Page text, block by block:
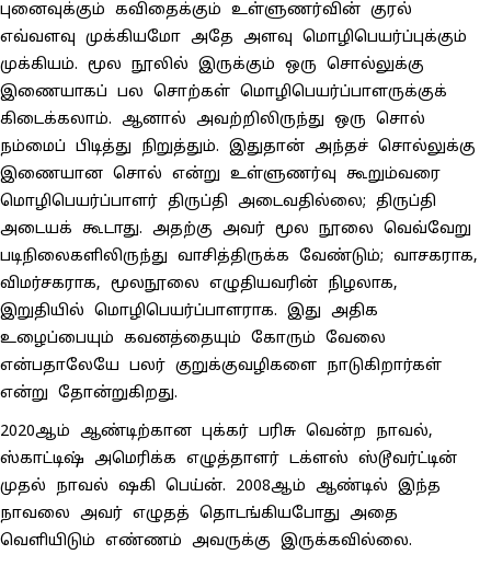
புனைவுக்கும் கவிதைக்கும் உள்ளுணர்வின் குரல்
எவ்வளவு முக்கியமோ அதே அளவு மொழிபெயர்ப்புக்கும்
முக்கியம். மூல நூலில் இருக்கும் ஒரு சொல்லுக்கு
இணையாகப் பல சொற்கள் மொழிபெயர்ப்பாளருக்குக்
கிடைக்கலாம். ஆனால் அவற்றிலிருந்து ஒரு சொல்
நம்மைப் பிடித்து நிறுத்தும். இதுதான் அந்தச் சொல்லுக்கு
இணையான சொல் என்று உள்ளுணர்வு கூறும்வரை
மொழிபெயர்ப்பாளர் திருப்தி அடைவதில்லை; திருப்தி
அடையக் கூடாது. அதற்கு அவர் மூல நூலை வெவ்வேறு
படிநிலைகளிலிருந்து வாசித்திருக்க வேண்டும்; வாசகராக,
விமர்சகராக, மூலநூலை எழுதியவரின் நிழலாக,
இறுதியில் மொழிபெயர்ப்பாளராக. இது அதிக
உழைப்பையும் கவனத்தையும் கோரும் வேலை
என்பதாலேயே பலர் குறுக்குவழிகளை நாடுகிறார்கள்
என்று தோன்றுகிறது.
2020ஆம் ஆண்டிற்கான புக்கர் பரிசு வென்ற நாவல்,
ஸ்காட்டிஷ் அமெரிக்க எழுத்தாளர் டக்ளஸ் ஸ்டூவர்ட்டின்
முதல் நாவல் ஷகி பெய்ன். 2008ஆம் ஆண்டில் இந்த
நாவலை அவர் எழுதத் தொடங்கியபோது அதை
வெளியிடும் எண்ணம் அவருக்கு இருக்கவில்லை.